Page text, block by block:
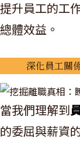
提升員工的工
總體效益。
深化員工關
當我們理解到
的委屈與薪資